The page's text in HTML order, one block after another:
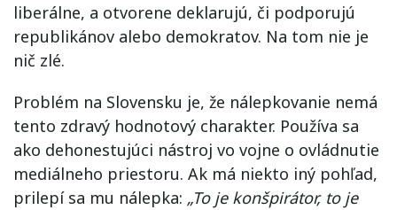
liberálne, a otvorene deklarujú, či podporujú
republikánov alebo demokratov. Na tom nie je
nič zlé.
Problém na Slovensku je, že nálepkovanie nemá
tento zdravý hodnotový charakter. Používa sa
ako dehonestujúci nástroj vo vojne o ovládnutie
mediálneho priestoru. Ak má niekto iný pohľad,
prilepí sa mu nálepka: „To je konšpirátor, to je